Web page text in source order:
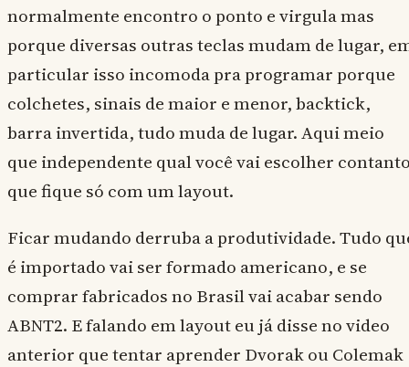
normalmente encontro o ponto e virgula mas
porque diversas outras teclas mudam de lugar,
particular isso incomoda pra programar porque
colchetes, sinais de maior e menor, backtick,
barra invertida, tudo muda de lugar. Aqui meio
que independente qual você vai escolher
que fique só com um layout.
Ficar mudando derruba a produtividade. Tudo
é importado vai ser formado americano, e se
comprar fabricados no Brasil vai acabar sendo
ABNT2. E falando em layout eu já disse no video
anterior que tentar aprender Dvorak ou Colemak